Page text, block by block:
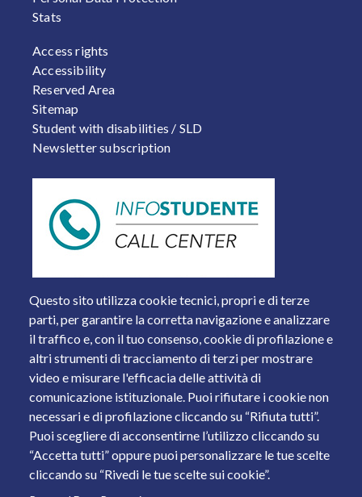
Questo sito utilizza cookie tecnici, propri e di terze
parti, per garantire la corretta navigazione e analizzare
il traffico e, con il tuo consenso, cookie di profilazione e
altri strumenti di tracciamento di terzi per mostrare
video e misurare l'efficacia delle attività di
comunicazione istituzionale. Puoi rifiutare i cookie non
necessari e di profilazione cliccando su “Rifiuta tutti”.
Puoi scegliere di acconsentirne l’utilizzo cliccando su
“Accetta tutti” oppure puoi personalizzare le tue scelte
cliccando su “Rivedi le tue scelte sui cookie”.
Stats
FOOTER 2
Access rights
Accessibility
Reserved Area
Sitemap
Student with disabilities / SLD
Newsletter subscription
Piazza del Mercato, 15 - 25121 Brescia
Tel. +39 030 2988.1 PEC:
ammcentr@cert.unibs.it
Partita IVA: 01773710171 Codice Fiscale: 98007650173